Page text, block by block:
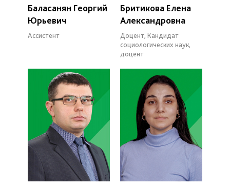
Баласанян Георгий
Юрьевич
Ассистент
Бритикова Елена
Александровна
Доцент, Кандидат
социологических наук,
доцент